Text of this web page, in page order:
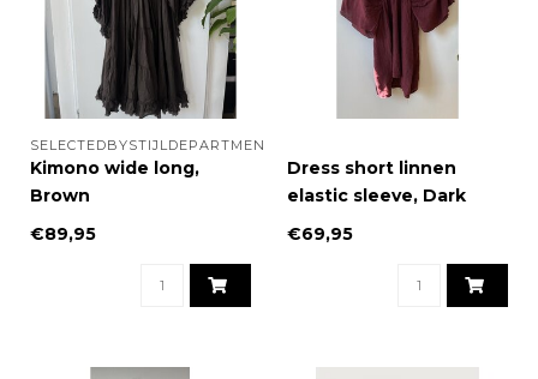
SELECTEDBYSTIJLDEPARTMENT
Kimono wide long,
Brown
€89,95
Dress short linnen
elastic sleeve, Dark
purple
€69,95